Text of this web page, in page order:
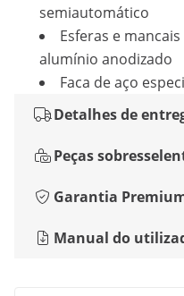
semiautomático
Esferas e
alumínio anodizado
Faca de aço
Detalhes de
Peças
Garantia
Manual do